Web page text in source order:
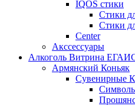
IQOS стики
Стики
Стики
Сenter
Акссессуары
Алкоголь Витрина
Армянский Коньяк
Сувенирные